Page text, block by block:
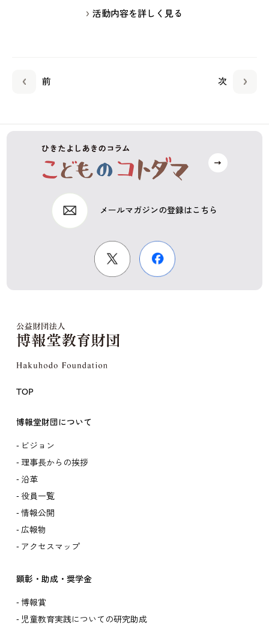
活動内容を詳しく見る
前 次
メールマガジンの登録はこちら
TOP
博報堂財団について
ビジョン
理事長からの挨拶
沿革
役員一覧
情報公開
広報物
アクセスマップ
顕彰・助成・奨学金
博報賞
児童教育実践についての研究助成